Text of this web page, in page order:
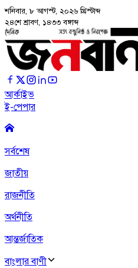
শনিবার, ৮ আগস্ট, ২০২৬ খ্রিস্টাব্দ
২৪শে শ্রাবণ, ১৪৩৩ বঙ্গাব্দ
আর্কাইভ
ই-পেপার
সর্বশেষ
জাতীয়
রাজনীতি
অর্থনীতি
আন্তর্জাতিক
বাংলার বাণী